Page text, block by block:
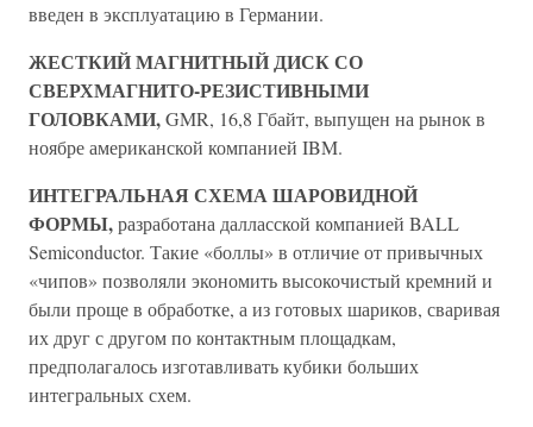
введен в эксплуатацию в Германии.
ЖЕСТКИЙ МАГНИТНЫЙ ДИСК СО
СВЕРХМАГНИТО-РЕЗИСТИВНЫМИ
ГОЛОВКАМИ,GMR, 16,8 Гбайт, выпущен на рынок в
ноябре американской компанией IBM.
ИНТЕГРАЛЬНАЯ СХЕМА ШАРОВИДНОЙ
ФОРМЫ,разработана далласской компанией BALL
Semiconductor. Такие «боллы» в отличие от привычных
«чипов» позволяли экономить высокочистый кремний и
были проще в обработке, а из готовых шариков, сваривая
их друг с другом по контактным площадкам,
предполагалось изготавливать кубики больших
интегральных схем.